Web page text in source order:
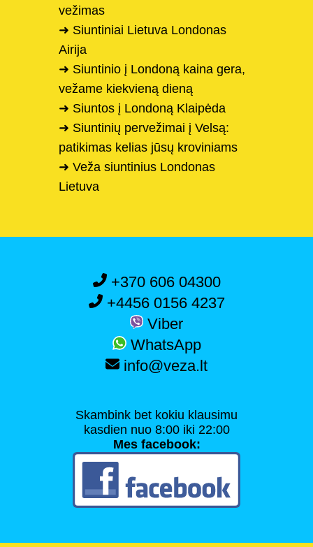
vežimas
➜ Siuntiniai Lietuva Londonas
Airija
➜ Siuntinio į Londoną kaina gera,
vežame kiekvieną dieną
➜ Siuntos į Londoną Klaipėda
➜ Siuntinių pervežimai į Velsą:
patikimas kelias jūsų kroviniams
➜ Veža siuntinius Londonas
Lietuva
+370 606 04300
+4456 0156 4237
Viber
WhatsApp
info@veza.lt
Skambink bet kokiu klausimu
kasdien nuo 8:00 iki 22:00
Mes facebook: